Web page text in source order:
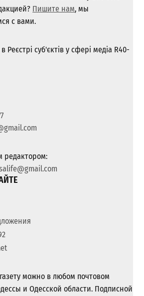
Пишите нам, мы
с вами.
суб'єктів у сфері медіа R40-
редактором:
можно в любом почтовом
и Одесской области. Подписной